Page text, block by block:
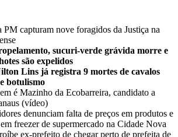
PM capturam nove foragidos da Justiça na
sucuri-verde grávida morre e
são expelidos
Lins já registra 9 mortes de cavalos
botulismo
é Mazinho da Ecobarreira, candidato a
(vídeo)
denunciam falta de preços em produtos e
freezer de supermercado na Cidade Nova
ex-prefeito de chegar perto de prefeita de